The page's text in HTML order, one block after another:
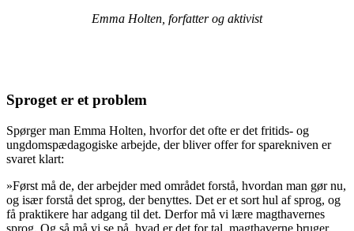
Emma Holten, forfatter og aktivist
Sproget er et problem
Spørger man Emma Holten, hvorfor det ofte er det fritids- og
ungdomspædagogiske arbejde, der bliver offer for sparekniven er
svaret klart:
»Først må de, der arbejder med området forstå, hvordan man gør nu,
og især forstå det sprog, der benyttes. Det er et sort hul af sprog, og
få praktikere har adgang til det. Derfor må vi lære magthavernes
sprog. Og så må vi se på, hvad er det for tal, magthaverne bruger,